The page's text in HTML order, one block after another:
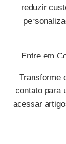
reduzir
Entre em
Transforme
contato para
acessar